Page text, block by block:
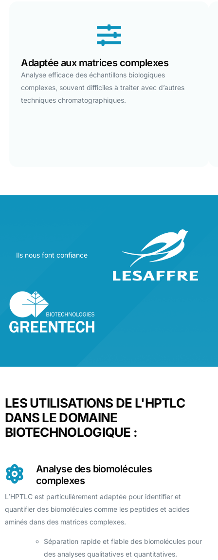
Adaptée aux matrices complexes
Analyse efficace des échantillons biologiques
complexes, souvent difficiles à traiter avec d’autres
techniques chromatographiques.
Ils nous font confiance
LES UTILISATIONS DE L'HPTLC
DANS LE DOMAINE
BIOTECHNOLOGIQUE :
Analyse des biomolécules
complexes
L’HPTLC est particulièrement adaptée pour identifier et
quantifier des biomolécules comme les peptides et acides
aminés dans des matrices complexes.
Séparation rapide et fiable des biomolécules pour
des analyses qualitatives et quantitatives.